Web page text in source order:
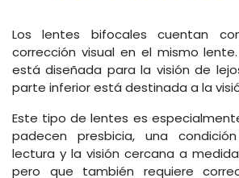
Los lentes bifocales cuentan
corrección visual en el mismo
está diseñada para la visión de
parte inferior está destinada a la
Este tipo de lentes es
padecen presbicia, una
lectura y la visión cercana a
pero que también requiere